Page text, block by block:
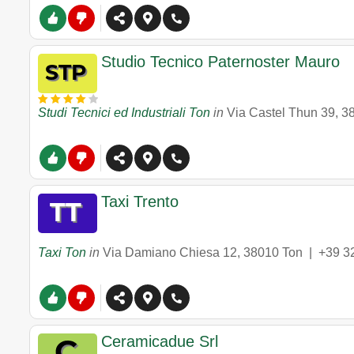
Studio Tecnico Paternoster Mauro
Studi Tecnici ed Industriali Ton in Via Castel Thun 39,
Taxi Trento
Taxi Ton in Via Damiano Chiesa 12, 38010 Ton +39
Ceramicadue Srl